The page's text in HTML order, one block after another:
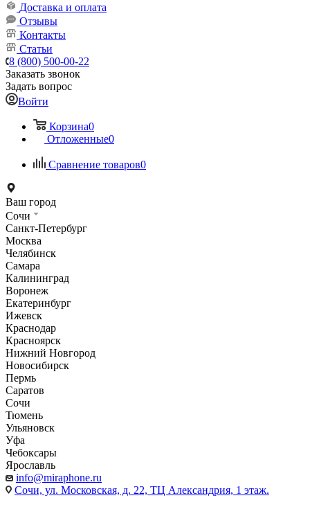
Доставка и оплата
Отзывы
Контакты
Статьи
8 (800) 500-00-22
Заказать звонок
Задать вопрос
Войти
Корзина0
Отложенные0
Сравнение товаров0
Ваш город
Сочи
Санкт-Петербург
Москва
Челябинск
Самара
Калининград
Воронеж
Екатеринбург
Ижевск
Краснодар
Красноярск
Нижний Новгород
Новосибирск
Пермь
Саратов
Сочи
Тюмень
Ульяновск
Уфа
Чебоксары
Ярославль
info@miraphone.ru
Сочи, ул. Московская, д. 22, ТЦ Александрия, 1 этаж.